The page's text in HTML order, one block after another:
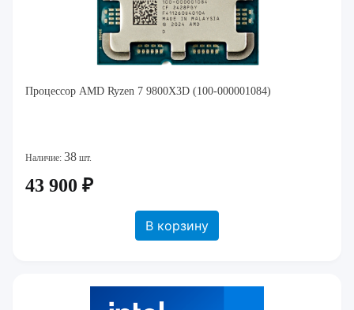
Процессор AMD Ryzen 7 9800X3D (100-000001084)
Наличие: 38 шт.
43 900 ₽
В корзину